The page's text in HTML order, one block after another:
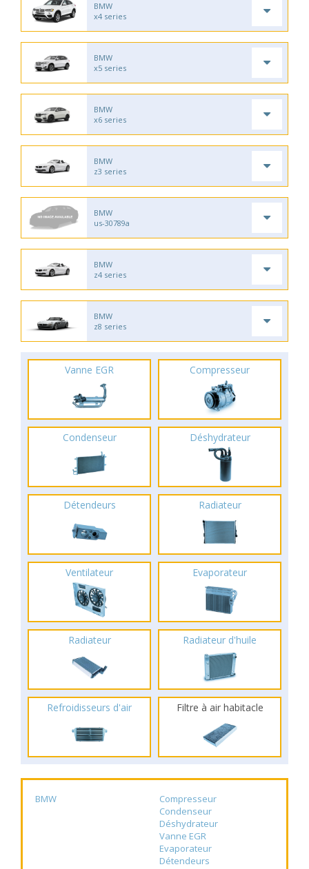
BMW
x4 series
BMW
x5 series
BMW
x6 series
BMW
z3 series
BMW
us-30789a
BMW
z4 series
BMW
z8 series
Vanne EGR Compresseur
Condenseur Déshydrateur
Détendeurs Radiateur
Ventilateur Evaporateur
Radiateur Radiateur d'huile
Refroidisseurs d'air Filtre à air habitacle
BMW
Compresseur
Condenseur
Déshydrateur
Vanne EGR
Evaporateur
Détendeurs